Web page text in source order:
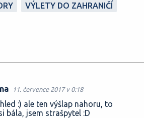
VÝLETY DO ZAHRANIČÍ
11. července 2017 v 0:18
:) ale ten výšlap nahoru, to
bála, jsem strašpytel :D